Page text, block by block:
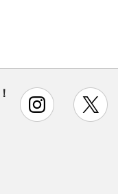
instagram